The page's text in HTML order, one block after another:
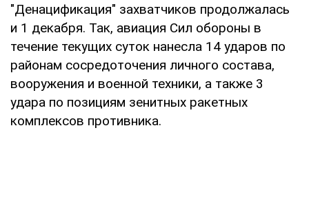
"Денацификация" захватчиков продолжалась
и 1 декабря. Так, авиация Сил обороны в
течение текущих суток нанесла 14 ударов по
районам сосредоточения личного состава,
вооружения и военной техники, а также 3
удара по позициям зенитных ракетных
комплексов противника.